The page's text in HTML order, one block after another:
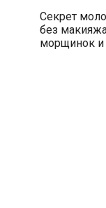
Секрет
без
морщинок и